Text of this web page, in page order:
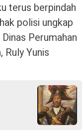
terus berpindah
polisi ungkap
Perumahan
Ruly Yunis